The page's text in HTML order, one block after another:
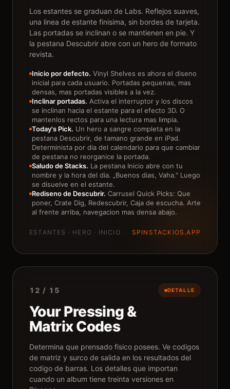
Los estantes se graduan de Labs. Reflejos suaves,
una linea de estante finisima, sin bordes de tarjeta.
Las portadas se inclinan o se mantienen en pie. Y
la pestana Descubrir abre con un hero de formato
revista.
Inicio por defecto. Vinyl Shelves es ahora el diseno
inicial para cada usuario. Portadas pequenas, mas
densas, mas portadas visibles a la vez.
Inclinar portadas. Activa el interruptor y los discos
se inclinan hacia el estante para el efecto 3D. O
mantenlos rectos para una lectura mas limpia.
Today's Pick. Un hero a sangre completa en la
pestana Descubrir, de tamano grande en iPad.
Determinista por dia del calendario para que cambiar
de pestana no reorganice la portada.
Saludo de Stacks. La pestana Inicio abre con tu
nombre y la hora del dia. „Buenos dias, Vaha." Luego
se disuelve en el estante.
Rediseno de Descubrir. Carrusel Quick Picks: Que
poner, Crate Dig, Redescubrir, Caja de escucha. Arte
al frente arriba, navegacion mas densa abajo.
ESTANTES · HERO · INICIO SPINSTACKIOS.APP
12 / 15 DETALLE
Your Pressing &
Matrix Codes
Determina que prensado fisico posees. Ve codigos
de matriz y surco de salida en los resultados del
codigo de barras. Los detalles que importan
cuando un album tiene treinta versiones en